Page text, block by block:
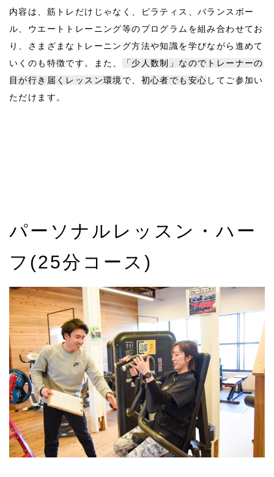
内容は、筋トレだけじゃなく、ピラティス、バランスボー
ル、ウエートトレーニング等のプログラムを組み合わせてお
り、さまざまなトレーニング方法や知識を学びながら進めて
いくのも特徴です。また、 「少人数制」なのでトレーナーの
目が行き届くレッスン環境で、 初心者でも安心してご参加い
ただけます。
パーソナルレッスン・ハー
フ(25分コース)